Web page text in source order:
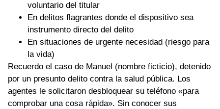
voluntario del titular
En delitos flagrantes donde el dispositivo sea
instrumento directo del delito
En situaciones de urgente necesidad (riesgo para
la vida)
Recuerdo el caso de Manuel (nombre ficticio), detenido
por un presunto delito contra la salud pública. Los
agentes le solicitaron desbloquear su teléfono «para
comprobar una cosa rápida». Sin conocer sus